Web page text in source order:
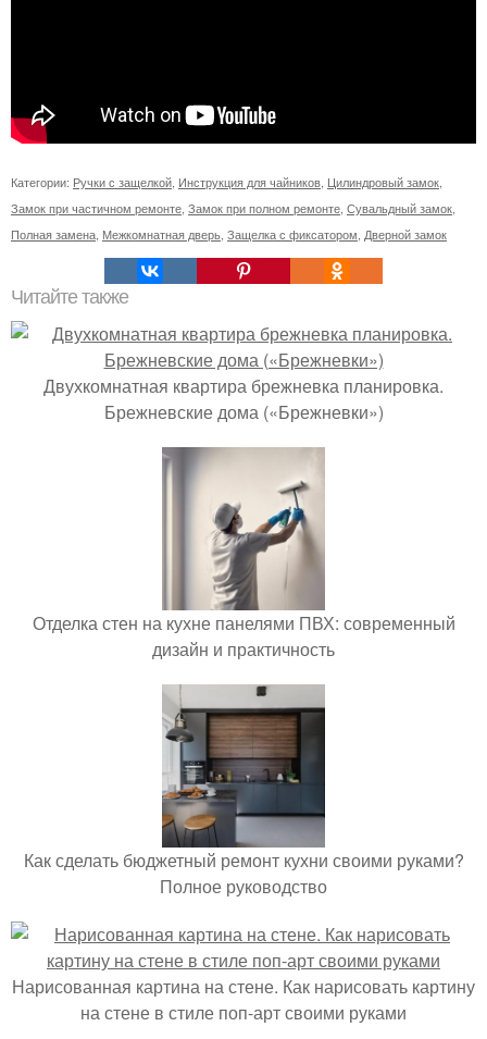
Категории: Ручки с защелкой Инструкция для чайников Цилиндровый замок
Замок при частичном ремонте Замок при полном ремонте Сувальдный замок
Полная замена Межкомнатная дверь Защелка с фиксатором Дверной замок
Читайте также
Двухкомнатная квартира брежневка планировка.
Брежневские дома («Брежневки»)
Отделка стен на кухне панелями ПВХ: современный
дизайн и практичность
Как сделать бюджетный ремонт кухни своими руками?
Полное руководство
Нарисованная картина на стене. Как нарисовать картину
на стене в стиле поп-арт своими руками